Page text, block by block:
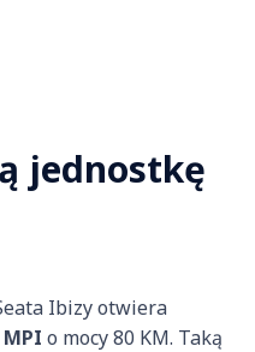
jednostkę
Ibizy otwiera
MPI o mocy 80 KM. Taką